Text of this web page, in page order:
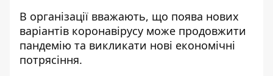
В організації вважають, що поява нових
варіантів коронавірусу може продовжити
пандемію та викликати нові економічні
потрясіння.